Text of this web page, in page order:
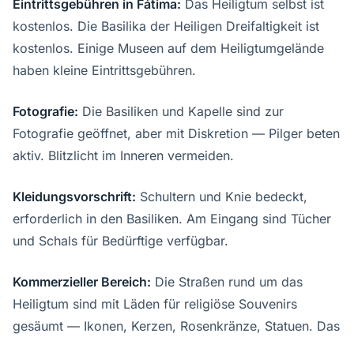
Eintrittsgebühren in Fátima: Das Heiligtum selbst ist
kostenlos. Die Basilika der Heiligen Dreifaltigkeit ist
kostenlos. Einige Museen auf dem Heiligtumgelände
haben kleine Eintrittsgebühren.
Fotografie: Die Basiliken und Kapelle sind zur
Fotografie geöffnet, aber mit Diskretion — Pilger beten
aktiv. Blitzlicht im Inneren vermeiden.
Kleidungsvorschrift: Schultern und Knie bedeckt,
erforderlich in den Basiliken. Am Eingang sind Tücher
und Schals für Bedürftige verfügbar.
Kommerzieller Bereich: Die Straßen rund um das
Heiligtum sind mit Läden für religiöse Souvenirs
gesäumt — Ikonen, Kerzen, Rosenkränze, Statuen. Das